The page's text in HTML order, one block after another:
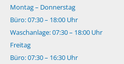
Montag – Donnerstag
Büro: 07:30 – 18:00 Uhr
Waschanlage: 07:30 – 18:00 Uhr
Freitag
Büro: 07:30 – 16:30 Uhr